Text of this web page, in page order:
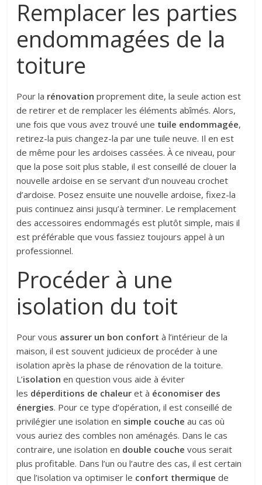
Remplacer les parties
endommagées de la
toiture
Pour la rénovation proprement dite, la seule action est
de retirer et de remplacer les éléments abîmés. Alors,
une fois que vous avez trouvé une tuile endommagée,
retirez-la puis changez-la par une tuile neuve. Il en est
de même pour les ardoises cassées. À ce niveau, pour
que la pose soit plus stable, il est conseillé de clouer la
nouvelle ardoise en se servant d’un nouveau crochet
d’ardoise. Posez ensuite une nouvelle ardoise, fixez-la
puis continuez ainsi jusqu’à terminer. Le remplacement
des accessoires endommagés est plutôt simple, mais il
est préférable que vous fassiez toujours appel à un
professionnel.
Procéder à une
isolation du toit
Pour vous assurer un bon confort à l’intérieur de la
maison, il est souvent judicieux de procéder à une
isolation après la phase de rénovation de la toiture.
L’isolation en question vous aide à éviter
les déperditions de chaleur et à économiser des
énergies. Pour ce type d’opération, il est conseillé de
privilégier une isolation en simple couche au cas où
vous auriez des combles non aménagés. Dans le cas
contraire, une isolation en double couche vous serait
plus profitable. Dans l’un ou l’autre des cas, il est certain
que l’isolation va optimiser le confort thermique de